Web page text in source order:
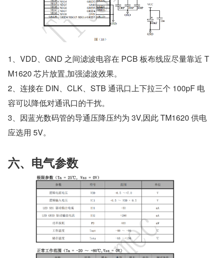
1、VDD、GND 之间滤波电容在 PCB 板布线应尽量靠近 T
M1620 芯片放置,加强滤波效果。
2、连接在 DIN、CLK、STB 通讯口上下拉三个 100pF 电
容可以降低对通讯口的干扰。
3、因蓝光数码管的导通压降压约为 3V,因此 TM1620 供电
应选用 5V。
六、电气参数